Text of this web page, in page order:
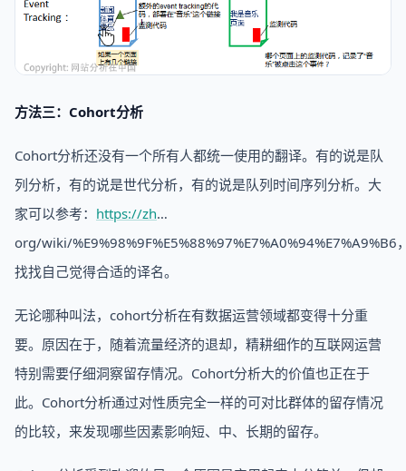
方法三：Cohort分析
Cohort分析还没有一个所有人都统一使用的翻译。有的说是队
列分析，有的说是世代分析，有的说是队列时间序列分析。大
家可以参考： https://zh…
org/wiki/%E9%98%9F%E5%88%97%E7%A0%94%E7%A9%B6
找找自己觉得合适的译名。
无论哪种叫法，cohort分析在有数据运营领域都变得十分重
要。原因在于，随着流量经济的退却，精耕细作的互联网运营
特别需要仔细洞察留存情况。Cohort分析大的价值也正在于
此。Cohort分析通过对性质完全一样的可对比群体的留存情况
的比较，来发现哪些因素影响短、中、长期的留存。